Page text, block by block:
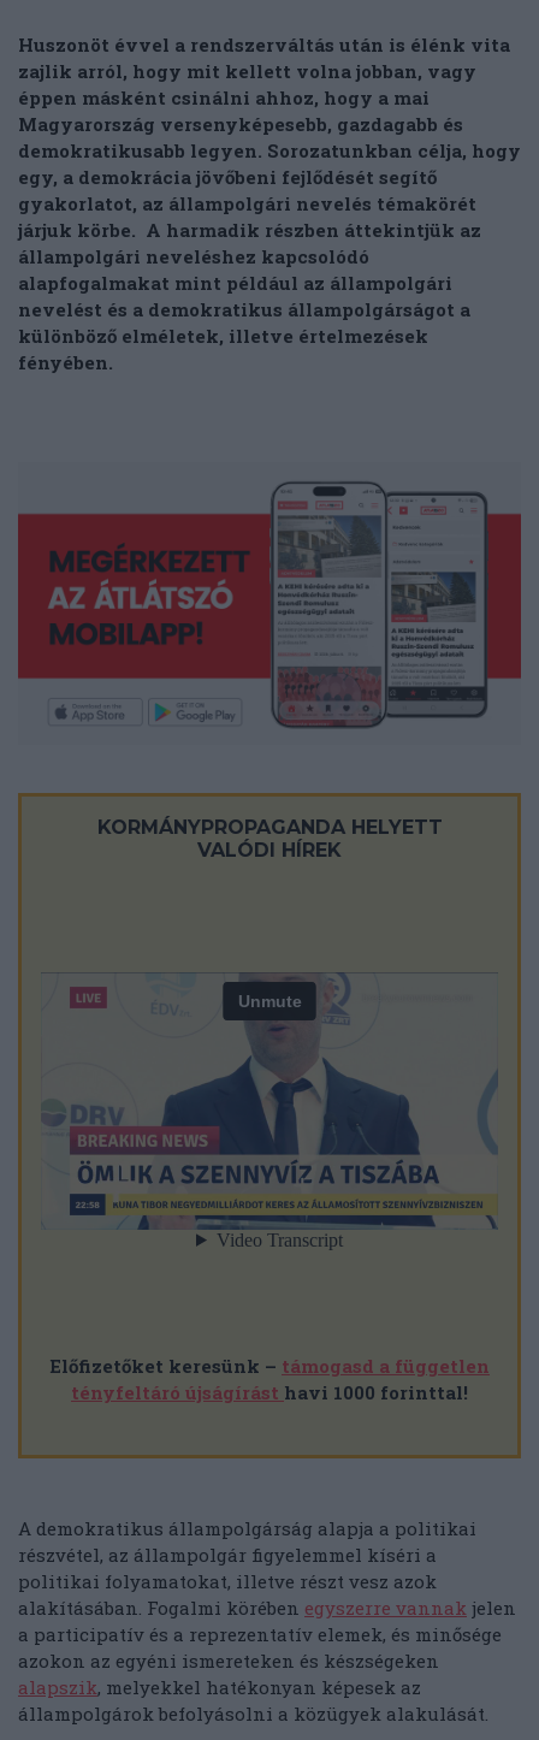
Huszonöt évvel a rendszerváltás után is élénk vita
zajlik arról, hogy mit kellett volna jobban, vagy
éppen másként csinálni ahhoz, hogy a mai
Magyarország versenyképesebb, gazdagabb és
demokratikusabb legyen. Sorozatunkban célja, hogy
egy, a demokrácia jövőbeni fejlődését segítő
gyakorlatot, az állampolgári nevelés témakörét
járjuk körbe. A harmadik részben áttekintjük az
állampolgári neveléshez kapcsolódó
alapfogalmakat mint például az állampolgári
nevelést és a demokratikus állampolgárságot a
különböző elméletek, illetve értelmezések
fényében.
KORMÁNYPROPAGANDA HELYETT
VALÓDI HÍREK
Előfizetőket keresünk – támogasd a független
tényfeltáró újságírást havi 1000 forinttal!
A demokratikus állampolgárság alapja a politikai
részvétel, az állampolgár figyelemmel kíséri a
politikai folyamatokat, illetve részt vesz azok
alakításában. Fogalmi körében egyszerre vannak jelen
a participatív és a reprezentatív elemek, és minősége
azokon az egyéni ismereteken és készségeken
alapszik, melyekkel hatékonyan képesek az
állampolgárok befolyásolni a közügyek alakulását.